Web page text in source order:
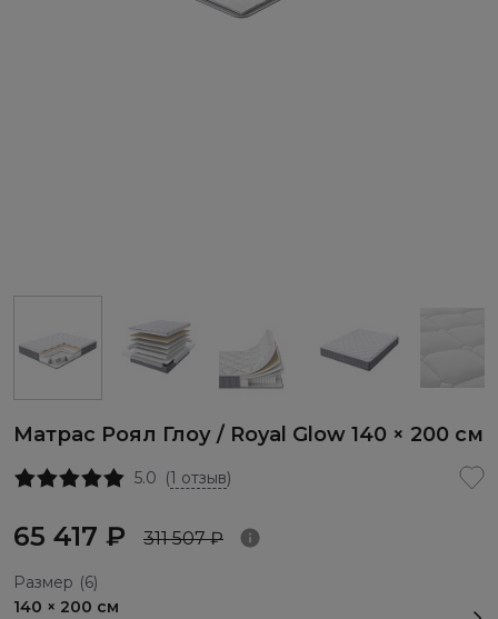
Матрас Роял Глоу / Royal Glow 140 × 200 см
5.0 (1 отзыв)
65 417 ₽ 311 507 ₽
Размер (6)
140 × 200 см